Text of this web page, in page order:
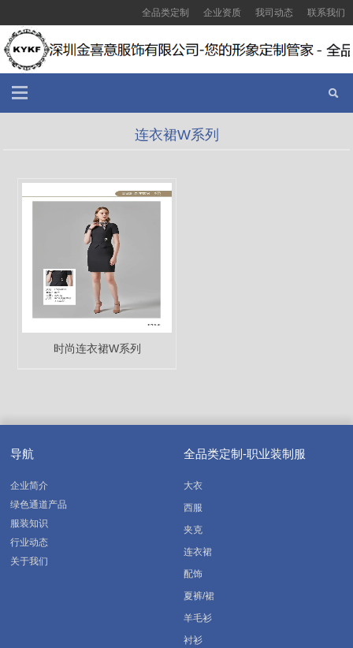
全品类定制 企业资质 我司动态 联系我们
连衣裙W系列
时尚连衣裙W系列
导航
企业简介
绿色通道产品
服装知识
行业动态
关于我们
全品类定制-职业装制服
大衣
西服
夹克
连衣裙
配饰
夏裤/裙
羊毛衫
衬衫